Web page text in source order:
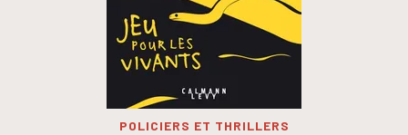
POLICIERS ET THRILLERS